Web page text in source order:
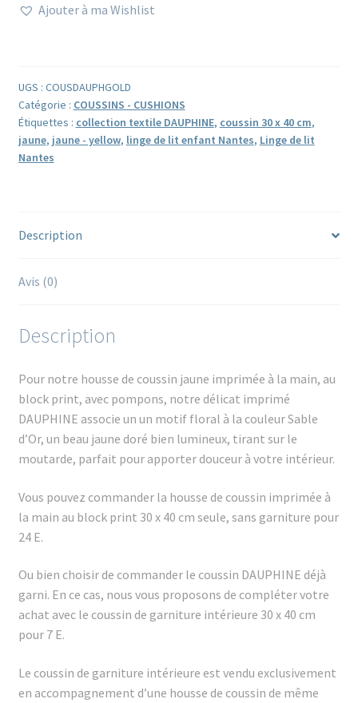
de
imprimée
à
la
main
au
Ajouter à ma Wishlist
UGS : COUSDAUPHGOLD
Catégorie : COUSSINS - CUSHIONS
Étiquettes : collection textile DAUPHINE, coussin 30 x 40 cm,
jaune, jaune - yellow, linge de lit enfant Nantes, Linge de lit
Nantes
Description
Avis (0)
Description
Pour notre housse de coussin jaune imprimée à la main, au
block print, avec pompons, notre délicat imprimé
DAUPHINE associe un un motif floral à la couleur Sable
d’Or, un beau jaune doré bien lumineux, tirant sur le
moutarde, parfait pour apporter douceur à votre intérieur.
Vous pouvez commander la housse de coussin imprimée à
la main au block print 30 x 40 cm seule, sans garniture pour
24 E.
Ou bien choisir de commander le coussin DAUPHINE déjà
garni. En ce cas, nous vous proposons de compléter votre
achat avec le coussin de garniture intérieure 30 x 40 cm
pour 7 E.
Le coussin de garniture intérieure est vendu exclusivement
en accompagnement d’une housse de coussin de même